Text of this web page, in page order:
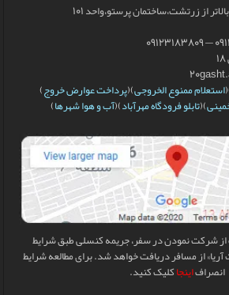
از زرتشت،ساختمان پرستو،واحد 101
استعلام ممنوع الخروجی)(پرداخت عوارض خروج)
)(تابلو فرودگاه مهرآباد)(آب و هوا شهرها)
شرکت نمودن در سفر، جریمه کنسلی طبق شرایط
«منشور 20 گشت آریا» از مسافر دریافت خواهد شد. برای مطالعه شرایط
انصرافاینجاکلیک کنید.